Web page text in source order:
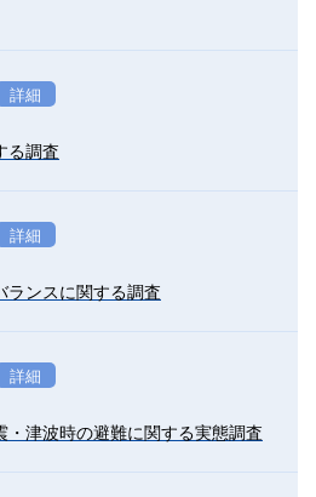
詳細
る調査
詳細
ランスに関する調査
詳細
・津波時の避難に関する実態調査